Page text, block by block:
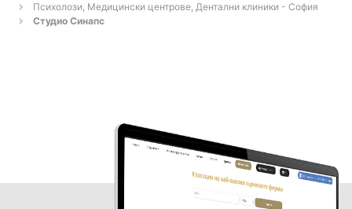
Психолози, Медицински центрове, Дентални клиники - София
Студио Синапс